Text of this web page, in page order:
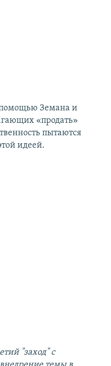
помощью Земана и
«продать»
пытаются
идеей.
"заход" с